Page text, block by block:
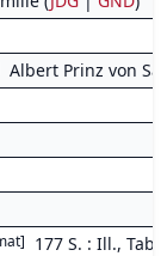
Albert Prinz von
] 177 S. : Ill., Tab.